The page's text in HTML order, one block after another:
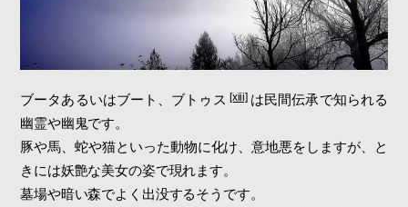
ブータあるいはブート、ブトゥス [xiii] は民間伝承で知られる
幽霊や幽鬼です。
豚や馬、蛇や猫といった動物に化け、意地悪をしますが、と
きには妖艶な美女の姿で現れます。
墓場や暗い森でよく出没するそうです。